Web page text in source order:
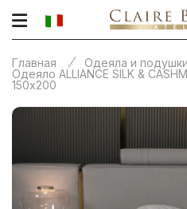
Главная Одеяла и подушки
Одеяло ALLIANCE SILK &
150х200